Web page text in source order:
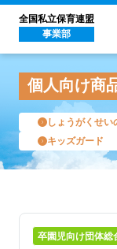
全国私立保育連盟
事業部
個人向け商
しょうがくせい
キッズガード
卒園児向け団体総